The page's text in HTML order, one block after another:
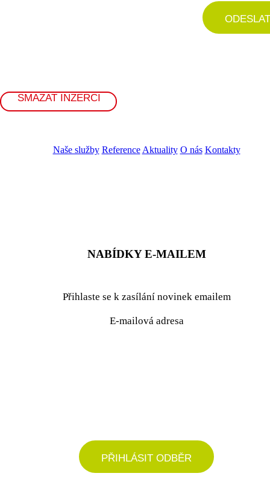
ODESLAT
SMAZAT INZERCI
Naše služby Reference Aktuality O nás Kontakty
NABÍDKY E-MAILEM
Přihlaste se k zasílání novinek emailem
E-mailová adresa
PŘIHLÁSIT ODBĚR